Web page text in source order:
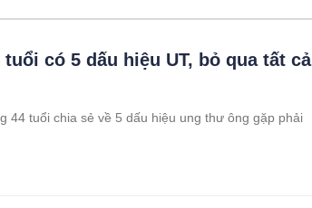
có 5 dấu hiệu UT, bỏ qua tất cả
44 tuổi chia sẻ về 5 dấu hiệu ung thư ông gặp phải